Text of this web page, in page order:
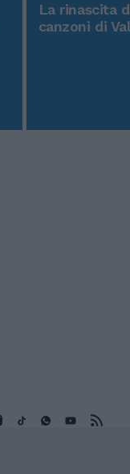
La rinascita
canzoni di